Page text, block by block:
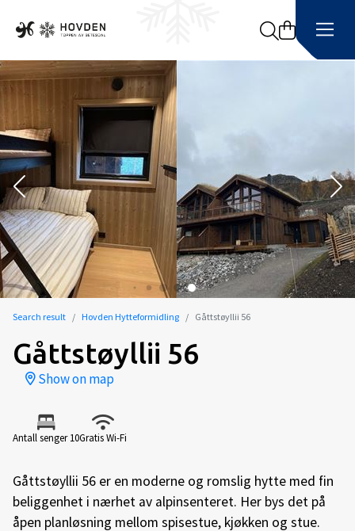
Search
Search result Hovden Hytteformidling Gåttstøyllii 56
Gåttstøyllii 56
Show on map
Antall senger 10Gratis Wi-Fi
Gåttstøyllii 56 er en moderne og romslig hytte med fin
beliggenhet i nærhet av alpinsenteret. Her bys det på
åpen planløsning mellom spisestue, kjøkken og stue.